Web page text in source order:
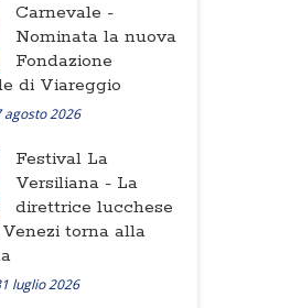
Carnevale -
Nominata la nuova
Fondazione
di Viareggio
agosto 2026
Festival La
Versiliana - La
direttrice lucchese
torna alla
luglio 2026